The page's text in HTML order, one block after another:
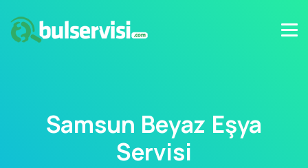
Samsun Beyaz Eşya
Servisi